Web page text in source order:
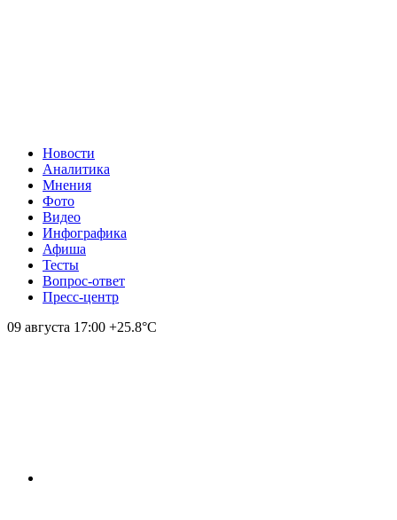
Новости
Аналитика
Мнения
Фото
Видео
Инфографика
Афиша
Тесты
Вопрос-ответ
Пресс-центр
09 августа 17:00 +25.8°С